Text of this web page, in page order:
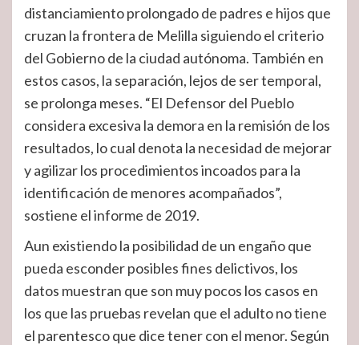
distanciamiento prolongado de padres e hijos que
cruzan la frontera de Melilla siguiendo el criterio
del Gobierno de la ciudad autónoma. También en
estos casos, la separación, lejos de ser temporal,
se prolonga meses. “El Defensor del Pueblo
considera excesiva la demora en la remisión de los
resultados, lo cual denota la necesidad de mejorar
y agilizar los procedimientos incoados para la
identificación de menores acompañados”,
sostiene el informe de 2019.
Aun existiendo la posibilidad de un engaño que
pueda esconder posibles fines delictivos, los
datos muestran que son muy pocos los casos en
los que las pruebas revelan que el adulto no tiene
el parentesco que dice tener con el menor. Según